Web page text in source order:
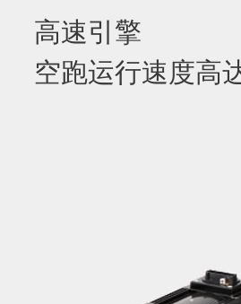
高速引擎
空跑运行速度高